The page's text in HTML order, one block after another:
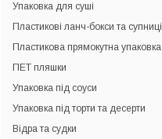
Упаковка для суші
Пластикові ланч-бокси та супниці
Пластикова прямокутна упаковка
ПЕТ пляшки
Упаковка під соуси
Упаковка під торти та десерти
Відра та судки